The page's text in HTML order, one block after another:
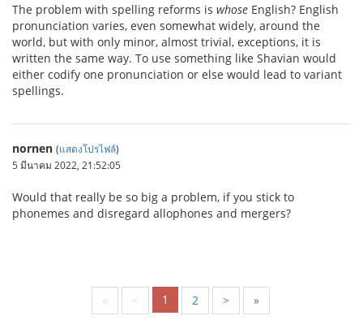
The problem with spelling reforms is whose English? English
pronunciation varies, even somewhat widely, around the
world, but with only minor, almost trivial, exceptions, it is
written the same way. To use something like Shavian would
either codify one pronunciation or else would lead to variant
spellings.
nornen (แสดงโปรไฟล์)
5 มีนาคม 2022, 21:52:05
Would that really be so big a problem, if you stick to
phonemes and disregard allophones and mergers?
« < 1 2 > »